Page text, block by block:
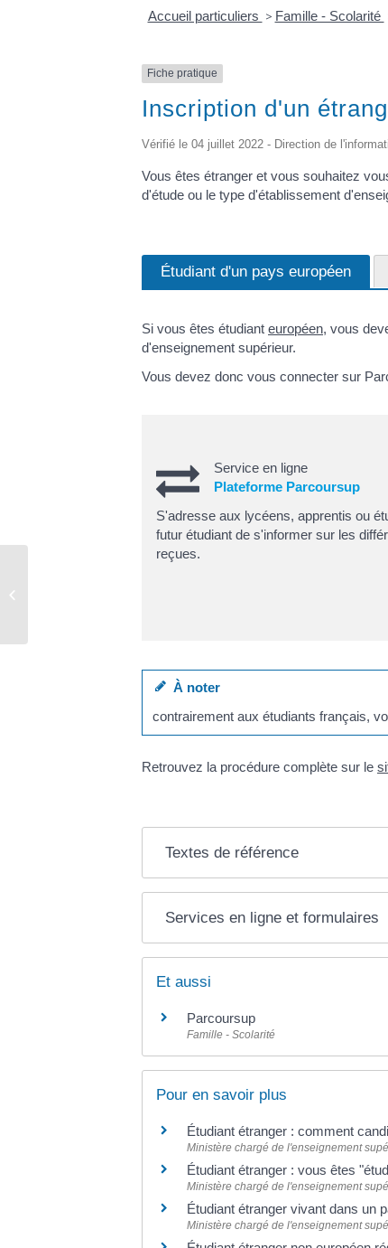
Accueil particuliers > Famille - Scolarité
Fiche pratique
Inscription d'un
Vérifié le 04 juillet 2022 - Direction de
Vous êtes étranger et vous souhaitez
d'étude ou le type d'établissement
Étudiant d'un pays européen
Si vous êtes étudiant européen, vous
d'enseignement supérieur.
Vous devez donc vous connecter sur
Service en ligne
Plateforme Parcoursup
S'adresse aux lycéens, apprentis ou
futur étudiant de s'informer sur les
reçues.
À noter
contrairement aux étudiants français,
Retrouvez la procédure complète sur le
Textes de référence
Services en ligne et formulaires
Et aussi
Parcoursup
Famille - Scolarité
Pour en savoir plus
Étudiant étranger : comment
Ministère chargé de l'enseignement
Étudiant étranger : vous êtes
Ministère chargé de l'enseignement
Étudiant étranger vivant dans un
Ministère chargé de l'enseignement